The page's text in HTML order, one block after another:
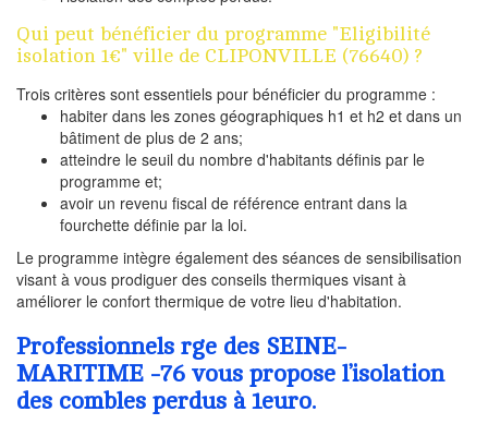
Qui peut bénéficier du programme "Eligibilité
isolation 1€" ville de CLIPONVILLE (76640) ?
Trois critères sont essentiels pour bénéficier du programme :
habiter dans les zones géographiques h1 et h2 et dans un
bâtiment de plus de 2 ans;
atteindre le seuil du nombre d'habitants définis par le
programme et;
avoir un revenu fiscal de référence entrant dans la
fourchette définie par la loi.
Le programme intègre également des séances de sensibilisation
visant à vous prodiguer des conseils thermiques visant à
améliorer le confort thermique de votre lieu d'habitation.
Professionnels rge des SEINE-
MARITIME -76 vous propose l’isolation
des combles perdus à 1euro.